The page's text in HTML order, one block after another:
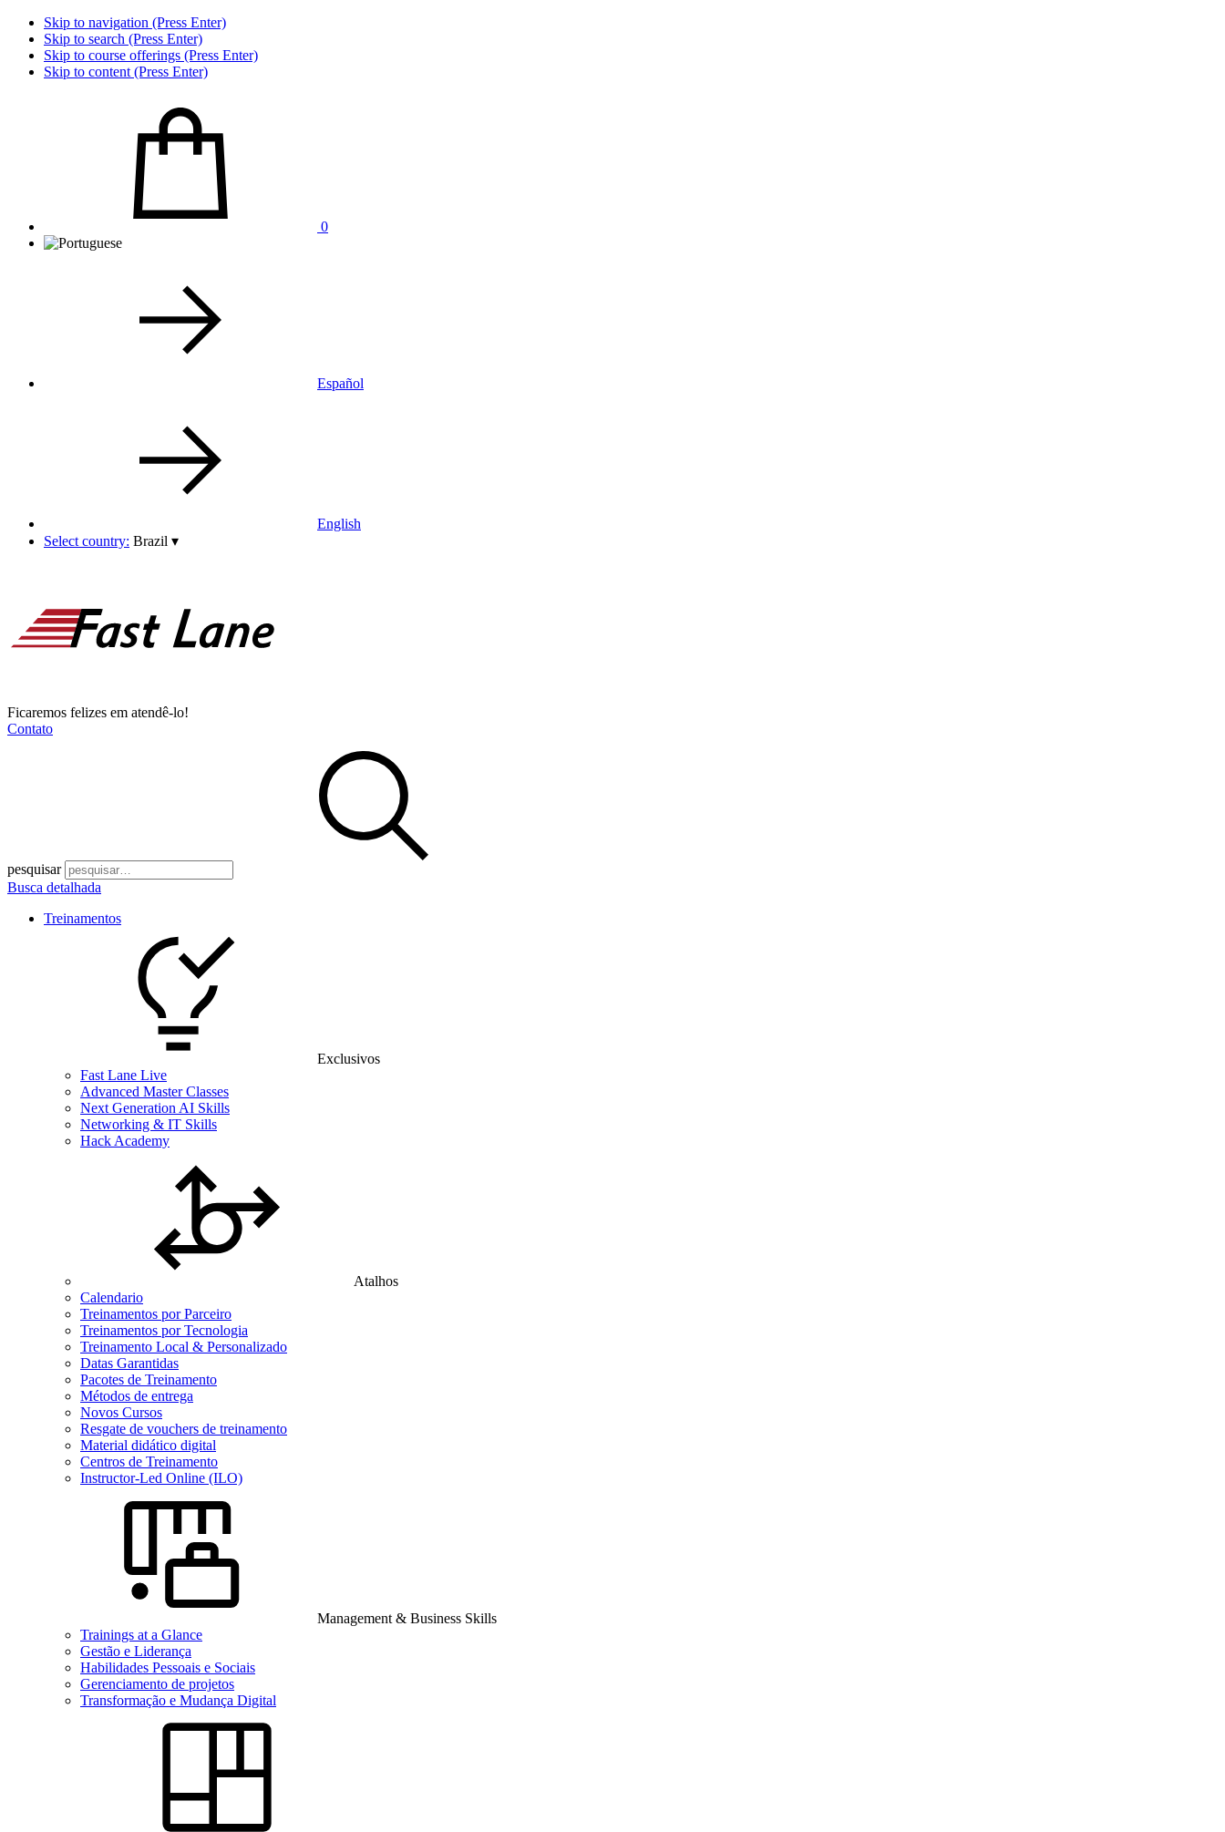
Skip to navigation (Press Enter)
Skip to search (Press Enter)
Skip to course offerings (Press Enter)
Skip to content (Press Enter)
0
Español
English
Select country: Brazil ▾
Ficaremos felizes em atendê-lo!
Contato
pesquisar
Busca detalhada
Treinamentos
Exclusivos
Fast Lane Live
Advanced Master Classes
Next Generation AI Skills
Networking & IT Skills
Hack Academy
Atalhos
Calendario
Treinamentos por Parceiro
Treinamentos por Tecnologia
Treinamento Local & Personalizado
Datas Garantidas
Pacotes de Treinamento
Métodos de entrega
Novos Cursos
Resgate de vouchers de treinamento
Material didático digital
Centros de Treinamento
Instructor-Led Online (ILO)
Management & Business Skills
Trainings at a Glance
Gestão e Liderança
Habilidades Pessoais e Sociais
Gerenciamento de projetos
Transformação e Mudança Digital